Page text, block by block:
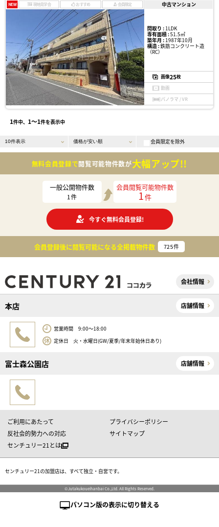
NEW 現地見学会 おすすめ 会員限定 中古マンション
間取り :1LDK
専有面積 :51.5㎡
築年月 :1987年10月
構造 :鉄筋コンクリート造
（RC）
画像25枚
動画
パノラマ / VR
1件中、 1〜1件を表示中
会員限定を除外
無料会員登録で閲覧可能物件数が大幅アップ!!
一般公開物件数
1件
会員閲覧可能物件数
1件
今すぐ無料会員登録!
会員登録後に閲覧可能になる全掲載物件数 725件
会社情報
本店 店舗情報
営業時間 9:00～18:00
定休日 火・水曜日(GW/夏季/年末年始休日あり)
富士森公園店 店舗情報
ご利用にあたって
プライバシーポリシー
反社会的勢力への対応
サイトマップ
センチュリー21とは
センチュリー21の加盟店は、すべて独立・自営です。
©Jutakukoueihanbai Co.,Ltd. All Rights Reserved.
パソコン版の表示に切り替える